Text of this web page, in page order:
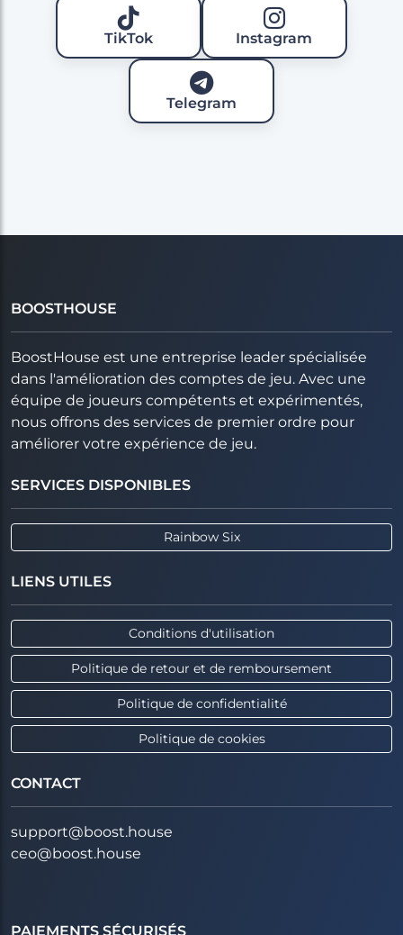
TikTok Instagram
Telegram
BOOSTHOUSE
BoostHouse est une entreprise leader spécialisée
dans l'amélioration des comptes de jeu. Avec une
équipe de joueurs compétents et expérimentés,
nous offrons des services de premier ordre pour
améliorer votre expérience de jeu.
SERVICES DISPONIBLES
Rainbow Six
LIENS UTILES
Conditions d'utilisation
Politique de retour et de remboursement
Politique de confidentialité
Politique de cookies
CONTACT
support@boost.house
ceo@boost.house
PAIEMENTS SÉCURISÉS